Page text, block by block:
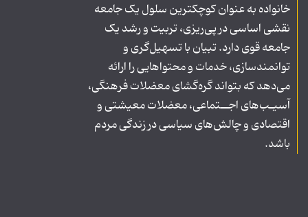
خانواده به عنوان کوچکترین سلول یک جامعه
نقشی اساسی در پی‌ریزی، تربیت و رشد یک
جامعه قوی دارد. تبیان با تسهیل‌گری و
توانمندسازی، خدمات و محتواهایی را ارائه
می‌دهد که بتواند گره‌گشای معضلات فرهنگی،
آسیـب‌های اجــتماعی، معضلات معیشتی و
اقتصادی و چالش‌های سیاسی در زندگی مردم
باشد.